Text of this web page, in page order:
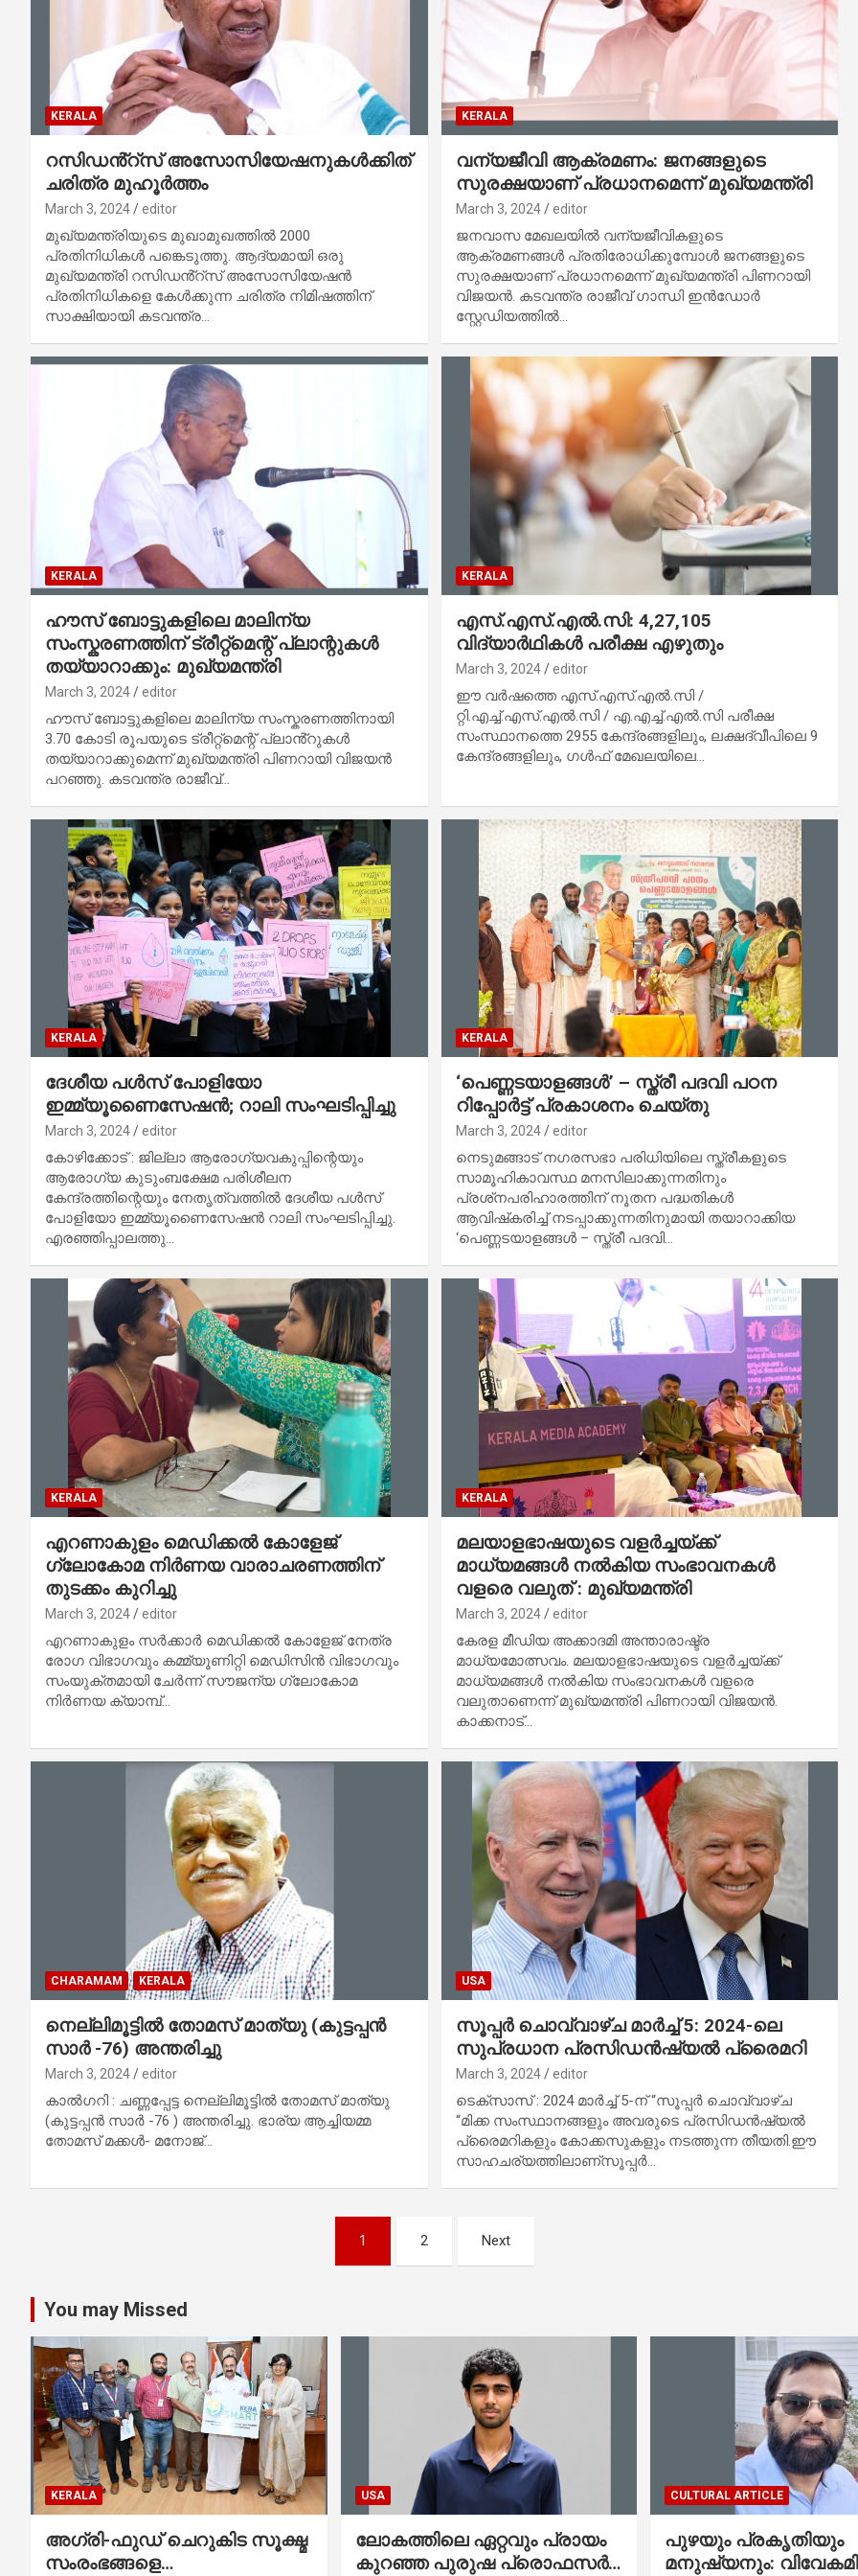
KERALA
റസിഡൻ്റ്സ് അസോസിയേഷനുകൾക്കിത്
ചരിത്ര മുഹൂർത്തം
March 3, 2024 editor
മുഖ്യമന്ത്രിയുടെ മുഖാമുഖത്തിൽ 2000
പ്രതിനിധികൾ പങ്കെടുത്തു. ആദ്യമായി ഒരു
മുഖ്യമന്ത്രി റസിഡൻ്റ്സ് അസോസിയേഷൻ
പ്രതിനിധികളെ കേൾക്കുന്ന ചരിത്ര നിമിഷത്തിന്
സാക്ഷിയായി കടവന്ത്ര…
KERALA
വന്യജീവി ആക്രമണം: ജനങ്ങളുടെ
സുരക്ഷയാണ് പ്രധാനമെന്ന് മുഖ്യമന്ത്രി
March 3, 2024 editor
ജനവാസ മേഖലയിൽ വന്യജീവികളുടെ
ആക്രമണങ്ങൾ പ്രതിരോധിക്കുമ്പോൾ ജനങ്ങളുടെ
സുരക്ഷയാണ് പ്രധാനമെന്ന് മുഖ്യമന്ത്രി പിണറായി
വിജയൻ. കടവന്ത്ര രാജീവ് ഗാന്ധി ഇൻഡോർ
സ്റ്റേഡിയത്തിൽ…
KERALA
ഹൗസ് ബോട്ടുകളിലെ മാലിന്യ
സംസ്കരണത്തിന് ട്രീറ്റ്മെന്റ് പ്ലാന്റുകൾ
തയ്യാറാക്കും: മുഖ്യമന്ത്രി
March 3, 2024 editor
ഹൗസ് ബോട്ടുകളിലെ മാലിന്യ സംസ്കരണത്തിനായി
3.70 കോടി രൂപയുടെ ട്രീറ്റ്മെന്റ് പ്ലാൻ്റുകൾ
തയ്യാറാക്കുമെന്ന് മുഖ്യമന്ത്രി പിണറായി വിജയൻ
പറഞ്ഞു. കടവന്ത്ര രാജീവ്…
KERALA
എസ്.എസ്.എൽ.സി: 4,27,105
വിദ്യാർഥികൾ പരീക്ഷ എഴുതും
March 3, 2024 editor
ഈ വർഷത്തെ എസ്.എസ്.എൽ.സി /
റ്റി.എച്ച്.എസ്.എൽ.സി / എ.എച്ച്.എൽ.സി പരീക്ഷ
സംസ്ഥാനത്തെ 2955 കേന്ദ്രങ്ങളിലും, ലക്ഷദ്വീപിലെ 9
കേന്ദ്രങ്ങളിലും, ഗൾഫ് മേഖലയിലെ…
KERALA
ദേശീയ പൾസ് പോളിയോ
ഇമ്മ്യൂണൈസേഷൻ; റാലി സംഘടിപ്പിച്ചു
March 3, 2024 editor
കോഴിക്കോട് : ജില്ലാ ആരോഗ്യവകുപ്പിന്റെയും
ആരോഗ്യ കുടുംബക്ഷേമ പരിശീലന
കേന്ദ്രത്തിന്റെയും നേതൃത്വത്തിൽ ദേശീയ പൾസ്
പോളിയോ ഇമ്മ്യൂണൈസേഷൻ റാലി സംഘടിപ്പിച്ചു.
എരഞ്ഞിപ്പാലത്തു…
KERALA
‘പെണ്ണടയാളങ്ങൾ’ – സ്ത്രീ പദവി പഠന
റിപ്പോർട്ട് പ്രകാശനം ചെയ്തു
March 3, 2024 editor
നെടുമങ്ങാട് നഗരസഭാ പരിധിയിലെ സ്ത്രീകളുടെ
സാമൂഹികാവസ്ഥ മനസിലാക്കുന്നതിനും
പ്രശ്‌നപരിഹാരത്തിന് നൂതന പദ്ധതികൾ
ആവിഷ്‌കരിച്ച് നടപ്പാക്കുന്നതിനുമായി തയാറാക്കിയ
‘പെണ്ണടയാളങ്ങൾ – സ്ത്രീ പദവി…
KERALA
എറണാകുളം മെഡിക്കൽ കോളേജ്
ഗ്ലോകോമ നിർണയ വാരാചരണത്തിന്
തുടക്കം കുറിച്ചു
March 3, 2024 editor
എറണാകുളം സർക്കാർ മെഡിക്കൽ കോളേജ് നേത്ര
രോഗ വിഭാഗവും കമ്മ്യൂണിറ്റി മെഡിസിൻ വിഭാഗവും
സംയുക്തമായി ചേർന്ന് സൗജന്യ ഗ്ലോകോമ
നിർണയ ക്യാമ്പ്…
KERALA
മലയാളഭാഷയുടെ വളര്‍ച്ചയ്ക്ക്
മാധ്യമങ്ങള്‍ നല്‍കിയ സംഭാവനകള്‍
വളരെ വലുത് : മുഖ്യമന്ത്രി
March 3, 2024 editor
കേരള മീഡിയ അക്കാദമി അന്താരാഷ്ട്ര
മാധ്യമോത്സവം. മലയാളഭാഷയുടെ വളര്‍ച്ചയ്ക്ക്
മാധ്യമങ്ങള്‍ നല്‍കിയ സംഭാവനകള്‍ വളരെ
വലുതാണെന്ന് മുഖ്യമന്ത്രി പിണറായി വിജയൻ.
കാക്കനാട്…
CHARAMAM KERALA
നെല്ലിമൂട്ടിൽ തോമസ് മാത്യു (കുട്ടപ്പൻ
സാർ -76) അന്തരിച്ചു
March 3, 2024 editor
കാൽഗറി : ചണ്ണപ്പേട്ട നെല്ലിമൂട്ടിൽ തോമസ് മാത്യു
(കുട്ടപ്പൻ സാർ -76 ) അന്തരിച്ചു. ഭാര്യ ആച്ചിയമ്മ
തോമസ് മക്കൾ- മനോജ്…
USA
സൂപ്പർ ചൊവ്വാഴ്ച മാർച്ച് 5: 2024-ലെ
സുപ്രധാന പ്രസിഡൻഷ്യൽ പ്രൈമറി
March 3, 2024 editor
ടെക്സാസ് : 2024 മാർച്ച് 5-ന് “സൂപ്പർ ചൊവ്വാഴ്ച
“മിക്ക സംസ്ഥാനങ്ങളും അവരുടെ പ്രസിഡൻഷ്യൽ
പ്രൈമറികളും കോക്കസുകളും നടത്തുന്ന തീയതി.ഈ
സാഹചര്യത്തിലാണ്സൂപ്പർ…
1 2 Next
You may Missed
KERALA
അഗ്രി-ഫുഡ് ചെറുകിട സൂക്ഷ്മ
സംരംഭങ്ങളെ
USA
ലോകത്തിലെ ഏറ്റവും പ്രായം
കുറഞ്ഞ പുരുഷ പ്രൊഫസർ
CULTURAL ARTICLE
പുഴയും പ്രകൃതിയും
മനുഷ്യനും: